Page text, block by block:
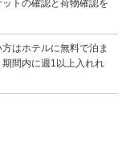
トの確認と荷物確認を
はホテルに無料で泊ま
間内に週1以上入れれ